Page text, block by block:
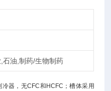
石油,制药/生物制药
器，无CFC和HCFC；槽体采用